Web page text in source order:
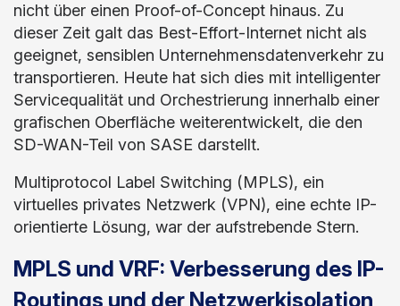
nicht über einen Proof-of-Concept hinaus. Zu
dieser Zeit galt das Best-Effort-Internet nicht als
geeignet, sensiblen Unternehmensdatenverkehr zu
transportieren. Heute hat sich dies mit intelligenter
Servicequalität und Orchestrierung innerhalb einer
grafischen Oberfläche weiterentwickelt, die den
SD-WAN-Teil von SASE darstellt.
Multiprotocol Label Switching (MPLS), ein
virtuelles privates Netzwerk (VPN), eine echte IP-
orientierte Lösung, war der aufstrebende Stern.
MPLS und VRF: Verbesserung des IP-
Routings und der Netzwerkisolation